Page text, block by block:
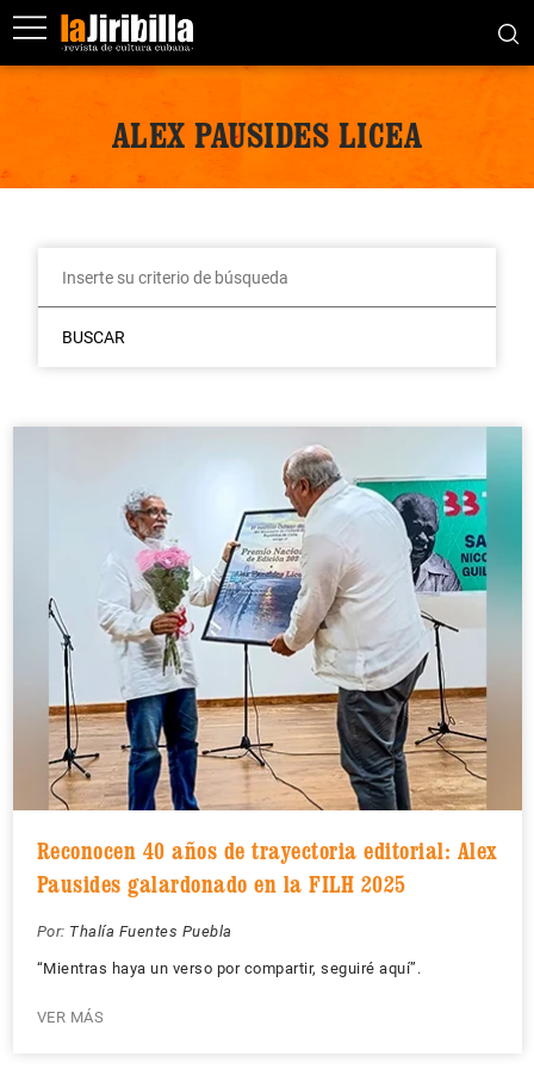
ALEX PAUSIDES LICEA
BUSCAR
Reconocen 40 años de trayectoria editorial: Alex
Pausides galardonado en la FILH 2025
Por: Thalía Fuentes Puebla
“Mientras haya un verso por compartir, seguiré aquí”.
VER MÁS